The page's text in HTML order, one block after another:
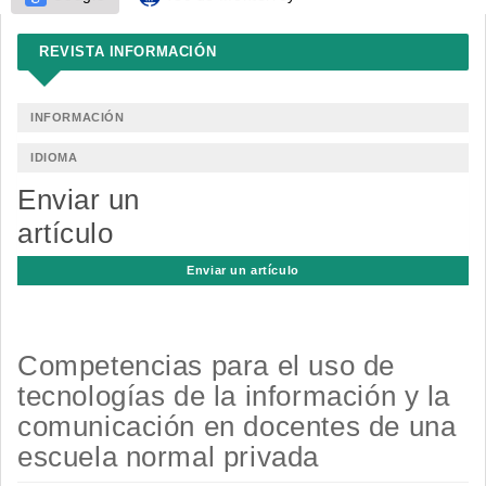
REVISTA INFORMACIÓN
INFORMACIÓN
IDIOMA
Enviar un
artículo
Enviar un artículo
Competencias para el uso de
tecnologías de la información y la
comunicación en docentes de una
escuela normal privada